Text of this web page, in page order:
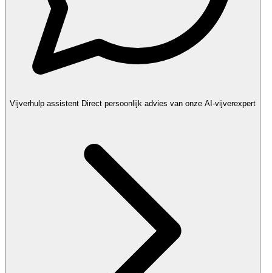
Vijverhulp assistent Direct persoonlijk advies van onze AI-vijverexpert